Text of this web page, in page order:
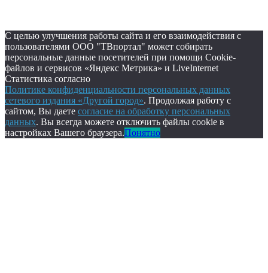
С целью улучшения работы сайта и его взаимодействия с
пользователями ООО "ТВпортал" может собирать
персональные данные посетителей при помощи Cookie-
файлов и сервисов «Яндекс Метрика» и LiveInternet
Статистика согласно
Политике конфиденциальности персональных данных
сетевого издания «Другой город». Продолжая работу с
сайтом, Вы даете согласие на обработку персональных
данных. Вы всегда можете отключить файлы cookie в
настройках Вашего браузера.Понятно